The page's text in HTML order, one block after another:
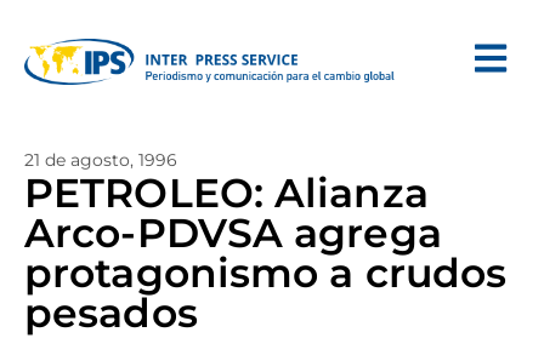
21 de agosto, 1996
PETROLEO: Alianza
Arco-PDVSA agrega
protagonismo a crudos
pesados